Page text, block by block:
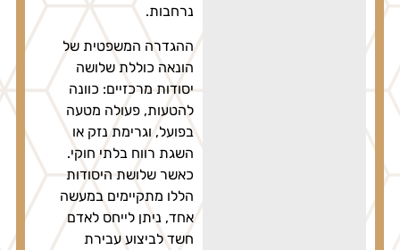
ההגדרה המשפטית של
הונאה כוללת שלושה
יסודות מרכזיים: כוונה
להטעות, פעולה מטעה
בפועל, וגרימת נזק או
השגת רווח בלתי חוקי.
כאשר שלושת היסודות
הללו מתקיימים במעשה
אחד, ניתן לייחס לאדם
חשד לביצוע עבירת